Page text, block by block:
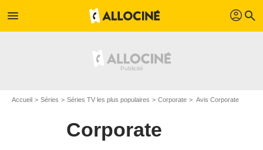
menu profil search
Accueil Séries Séries TV les plus populaires Corporate Avis Corporate
Corporate